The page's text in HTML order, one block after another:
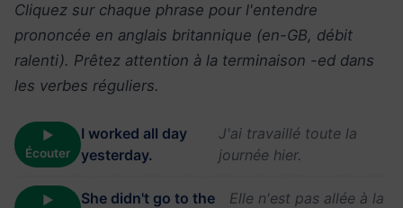
Cliquez sur chaque phrase pour l'entendre
prononcée en anglais britannique (en-GB, débit
ralenti). Prêtez attention à la terminaison -ed dans
les verbes réguliers.
▶
Écouter
I worked all day
yesterday.
J'ai travaillé toute la
journée hier.
▶
She didn't go to the
Elle n'est pas allée à la